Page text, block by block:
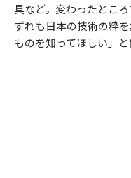
具など。変わったとこ
ずれも日本の技術の粋
ものを知ってほしい」